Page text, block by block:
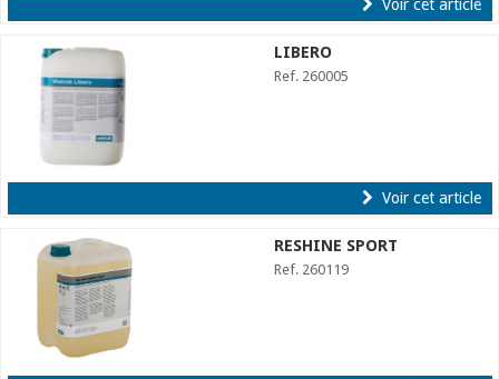
Voir cet article
LIBERO
Ref. 260005
Voir cet article
RESHINE SPORT
Ref. 260119